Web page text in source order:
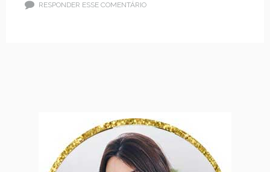
RESPONDER ESSE COMENTÁRIO